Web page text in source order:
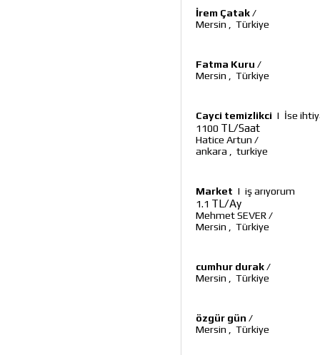
İrem Çatak/
Mersin
Türkiye
Fatma Kuru /
Mersin
Türkiye
Cayci temizlikci | İse
1100 TL/Saat
Hatice Artun /
ankara
turkiye
Market | iş arıyorum
1.1 TL/Ay
Mehmet SEVER /
Mersin
Türkiye
cumhur durak/
Mersin
Türkiye
özgür gün /
Mersin
Türkiye